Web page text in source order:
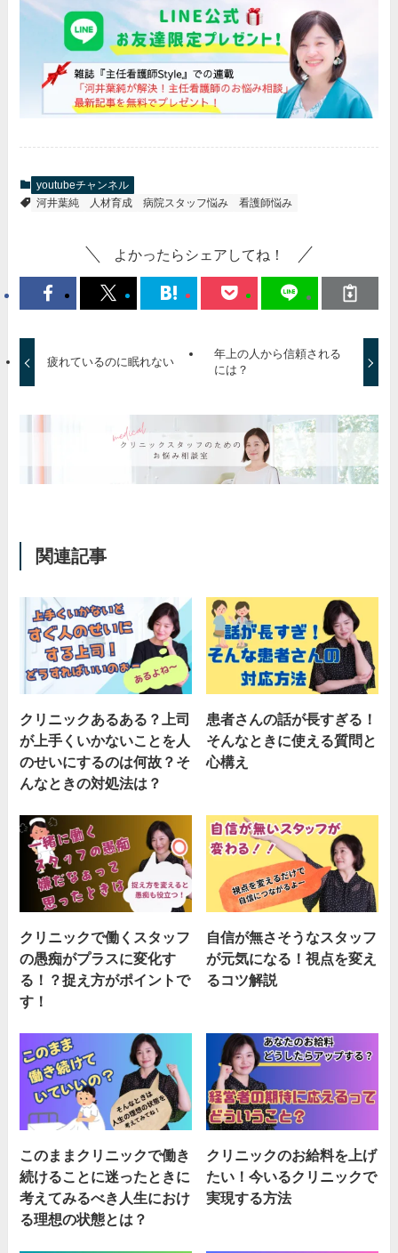
youtubeチャンネル
河井葉純
人材育成 病院スタッフ悩み 看護師悩み
よかったらシェアしてね！
疲れているのに眠れない
年上の人から信頼される
には？
関連記事
クリニックあるある？上司
が上手くいかないことを人
のせいにするのは何故？そ
んなときの対処法は？
患者さんの話が長すぎる！
そんなときに使える質問と
心構え
クリニックで働くスタッフ
の愚痴がプラスに変化す
る！？捉え方がポイントで
す！
自信が無さそうなスタッフ
が元気になる！視点を変え
るコツ解説
このままクリニックで働き
続けることに迷ったときに
考えてみるべき人生におけ
る理想の状態とは？
クリニックのお給料を上げ
たい！今いるクリニックで
実現する方法